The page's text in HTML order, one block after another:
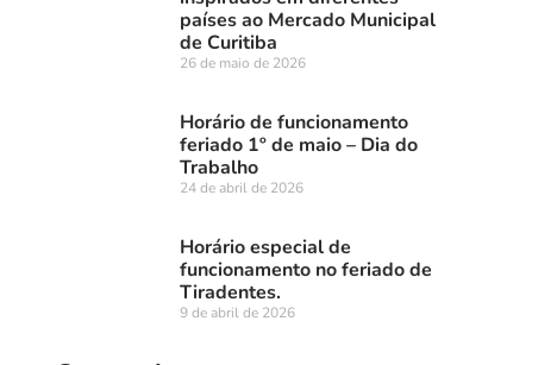
países ao Mercado Municipal
de Curitiba
26 de maio de 2026
Horário de funcionamento
feriado 1º de maio – Dia do
Trabalho
24 de abril de 2026
Horário especial de
funcionamento no feriado de
Tiradentes.
9 de abril de 2026